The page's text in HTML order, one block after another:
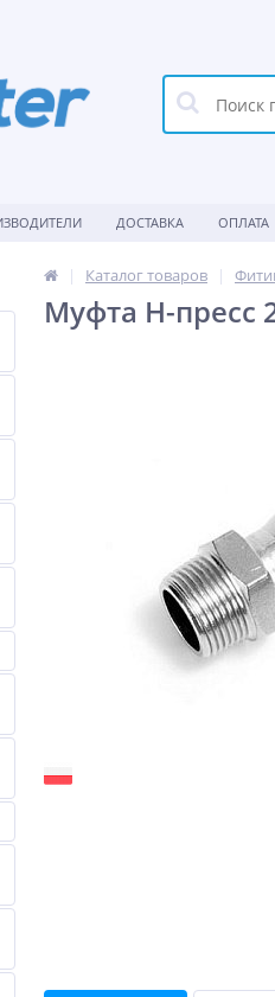
ДОСТАВКА ОПЛАТА
Каталог товаров
Муфта Н-пресс